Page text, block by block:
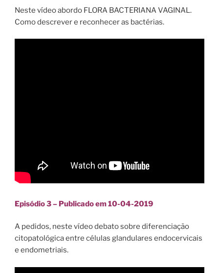
Neste vídeo abordo FLORA BACTERIANA VAGINAL.
Como descrever e reconhecer as bactérias.
Episódio 3 – Publicado em 10-04-2019
A pedidos, neste vídeo debato sobre diferenciação
citopatológica entre células glandulares endocervicais
e endometriais.